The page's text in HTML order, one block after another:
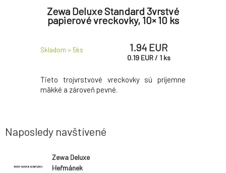
Zewa Deluxe Standard 3vrstvé
papierové vreckovky, 10× 10 ks
Skladom > 5ks 1.94 EUR
0.19 EUR/ 1 ks
Tieto trojvrstvové vreckovky sú príjemne
mäkké a zároveň pevné.
Naposledy navštívené
Zewa Deluxe
Heřmánek